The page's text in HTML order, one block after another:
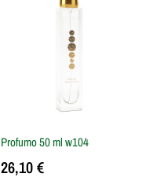
Profumo 50 ml w104
26,10€